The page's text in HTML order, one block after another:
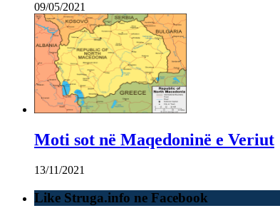
09/05/2021
Moti sot në Maqedoninë e Veriut
13/11/2021
Like Struga.info ne Facebook